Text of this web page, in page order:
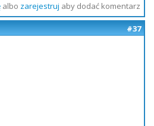
albo zarejestruj aby dodać komentarz
#37